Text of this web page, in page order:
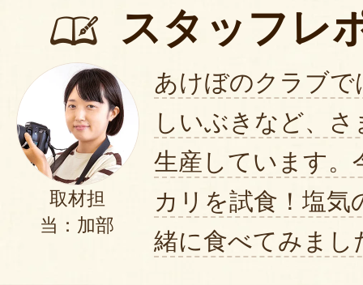
スタッフレ
取材担
当：加部
あけぼのクラブで
しいぶきなど、
生産しています。
カリを試食！塩気
緒に食べてみまし